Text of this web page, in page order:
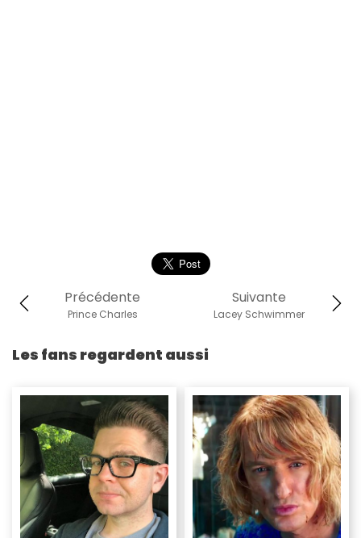
Suivante
Lacey Schwimmer
Précédente
Prince Charles
Les fans regardent aussi